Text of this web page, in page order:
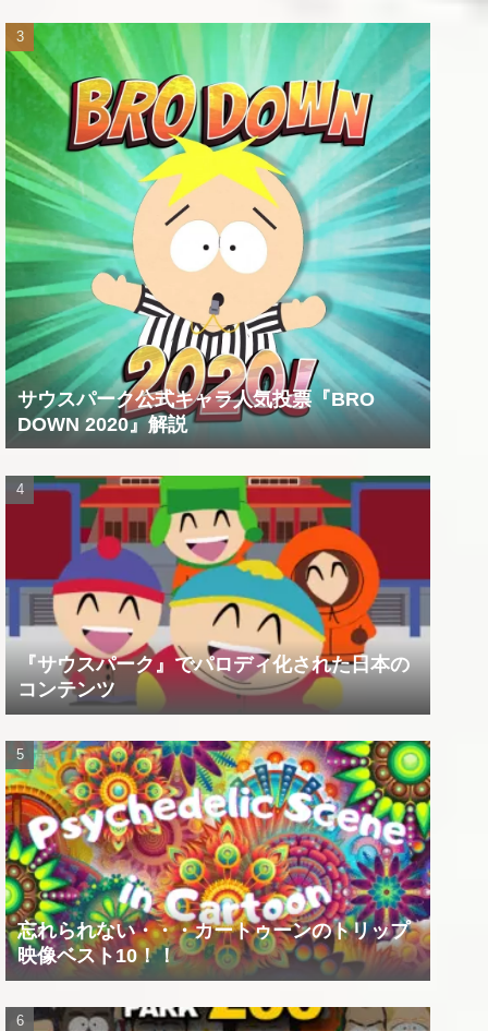
サウスパーク公式キャラ人気投票『BRO
DOWN 2020』解説
『サウスパーク』でパロディ化された日本の
コンテンツ
忘れられない・・・カートゥーンのトリップ
映像ベスト10！！